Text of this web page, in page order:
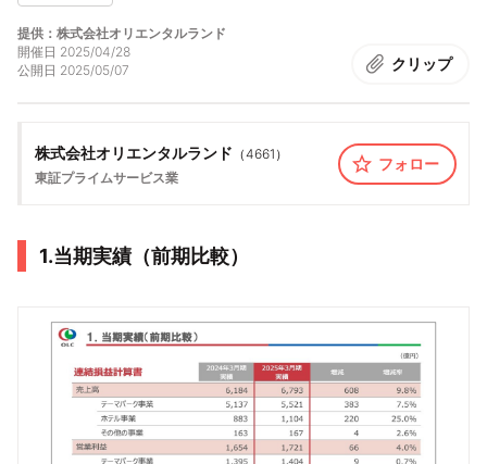
提供：株式会社オリエンタルランド
開催日 2025/04/28
公開日 2025/05/07 クリップ
株式会社オリエンタルランド （4661 ）
東証プライムサービス業
フォロー
1.当期実績（前期比較）